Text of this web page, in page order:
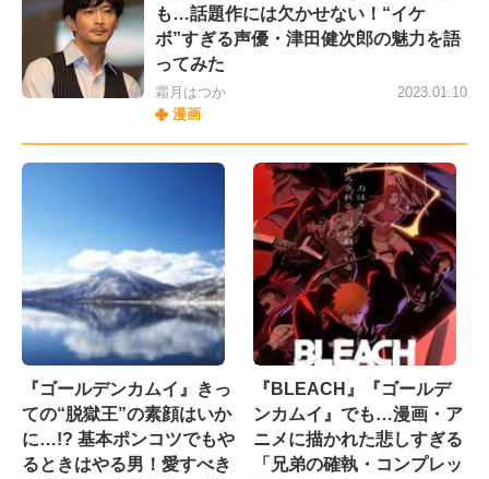
も…話題作には欠かせない！“イケ
ボ”すぎる声優・津田健次郎の魅力を語
ってみた
霜月はつか
漫画
2023.01.10
『ゴールデンカムイ』きっ
ての“脱獄王”の素顔はいか
に…!? 基本ポンコツでもや
るときはやる男！愛すべき
『BLEACH』『ゴールデ
ンカムイ』でも…漫画・ア
ニメに描かれた悲しすぎる
「兄弟の確執・コンプレッ